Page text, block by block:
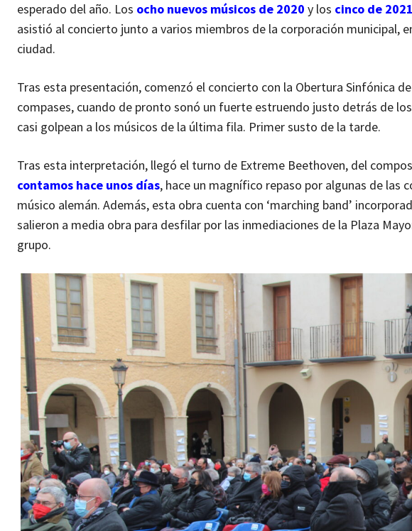
esperado del año. Los ocho nuevos músicos de 2020 y los cinco de 2021
asistió al concierto junto a varios miembros de la corporación municipal,
ciudad.
Tras esta presentación, comenzó el concierto con la Obertura Sinfónica
compases, cuando de pronto sonó un fuerte estruendo justo detrás de
casi golpean a los músicos de la última fila. Primer susto de la tarde.
Tras esta interpretación, llegó el turno de Extreme Beethoven, del
contamos hace unos días, hace un magnífico repaso por algunas de
músico alemán. Además, esta obra cuenta con ‘marching band’
salieron a media obra para desfilar por las inmediaciones de la Plaza
grupo.